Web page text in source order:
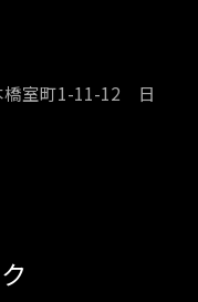
橋室町1-11-12 日